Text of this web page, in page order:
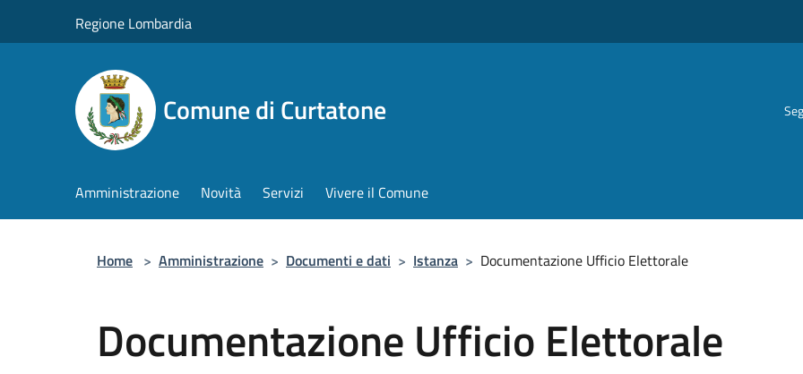
Regione Lombardia
Comune di Curtatone
Amministrazione Novità Servizi Vivere il Comune
Home > Amministrazione > Documenti e dati > Istanza > Documentazione Ufficio Elettorale
Documentazione Ufficio Elettorale